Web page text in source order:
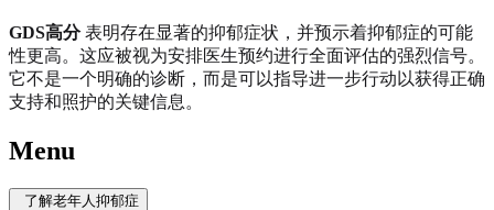
GDS高分表明存在显著的抑郁症状，并预示着抑郁症的可能
性更高。这应被视为安排医生预约进行全面评估的强烈信号。
它不是一个明确的诊断，而是可以指导进一步行动以获得正确
支持和照护的关键信息。
Menu
了解老年人抑郁症